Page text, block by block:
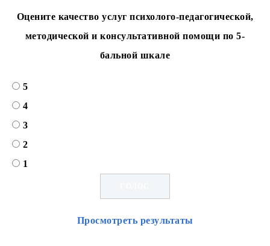
Оцените качество услуг психолого-педагогической,
методической и консультативной помощи по 5-
бальной шкале
5
4
3
2
1
Просмотреть результаты